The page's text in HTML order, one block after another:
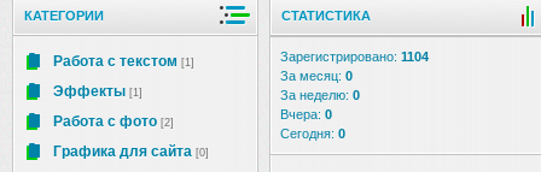
КАТЕГОРИИ
Работа с текстом [1]
Эффекты [1]
Работа с фото [2]
Графика для сайта [0]
СТАТИСТИКА
Зарегистрировано: 1104
За месяц: 0
За неделю: 0
Вчера: 0
Сегодня: 0